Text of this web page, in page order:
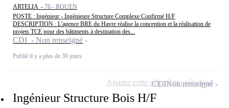
ARTELIA - 76 - ROUEN
POSTE : Ingénieur - Ingénieure Structure Complexe Confirmé H/F
DESCRIPTION : L'agence BRE du Havre réalise la conception et la réalisation de
projets TCE pour des bâtiments à destination des...
CDI - Non renseigné
Publié il y a plus de 30 jours
Ingénieur Structure Bois H/F
CDINon renseigné
Ajouter cette offre à ma sélection